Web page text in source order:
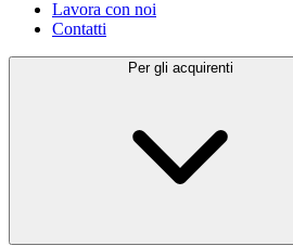
Lavora con noi
Contatti
Per gli acquirenti